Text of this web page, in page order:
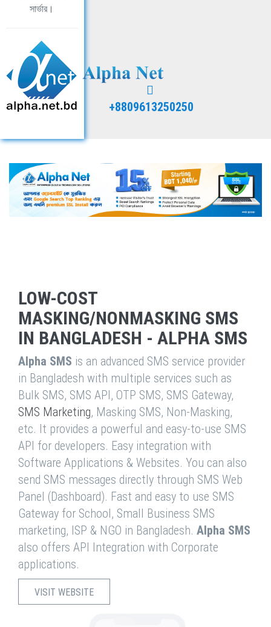
সার্ভার।
+8809613250250
LOW-COST
MASKING/NONMASKING SMS
IN BANGLADESH - ALPHA SMS
Alpha SMS is an advanced SMS service provider
in Bangladesh with multiple services such as
Bulk SMS, SMS API, OTP SMS, SMS Gateway,
SMS Marketing, Masking SMS, Non-Masking,
etc. It provides a powerful and easy-to-use SMS
API for developers. Easy integration with
Software Applications & Websites. You can also
send SMS messages directly through SMS Web
Panel (Dashboard). Fast and easy to use SMS
Gateway for School, Small Business SMS
marketing, ISP & NGO in Bangladesh. Alpha SMS
also offers API Integration with Corporate
applications.
VISIT WEBSITE